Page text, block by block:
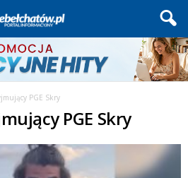
PGE Skry
PGE Skry